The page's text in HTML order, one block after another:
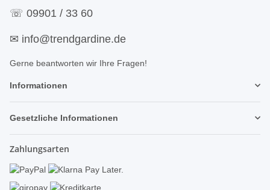
☏ 09901 / 33 60
✉ info@trendgardine.de
Gerne beantworten wir Ihre Fragen!
Informationen
Gesetzliche Informationen
Zahlungsarten